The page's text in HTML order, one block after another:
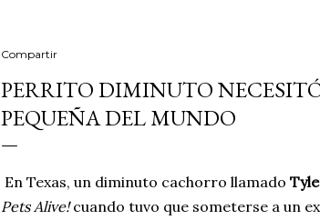
Compartir
PERRITO DIMINUTO
PEQUEÑA DEL MUNDO
En Texas, un diminuto cachorro llamado
Pets Alive!cuando tuvo que someterse a un